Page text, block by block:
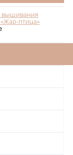
вышивания
птица»